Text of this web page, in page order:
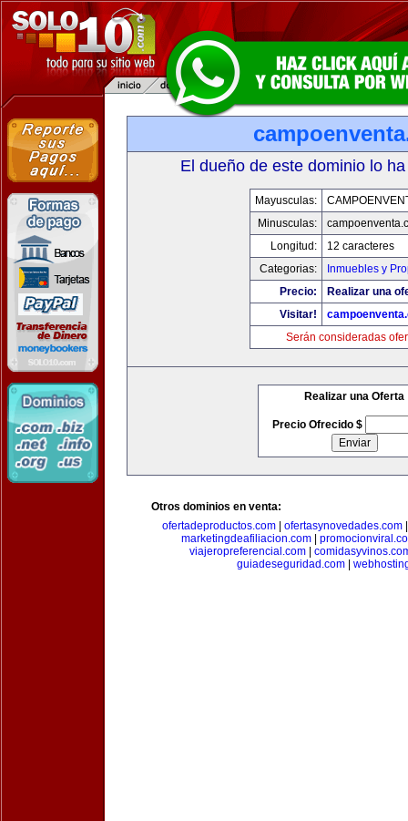
El dueño de este dominio lo
Mayusculas:
Minusculas:
Longitud:
12 caracteres
Categorias:
Inmuebles y
Precio:
Realizar una
Visitar!
Serán consideradas
Realizar una Oferta
Precio Ofrecido $
Otros dominios en venta:
ofertadeproductos.com| ofertasynovedades.com
marketingdeafiliacion.com|
viajeropreferencial.com
guiadeseguridad.com|